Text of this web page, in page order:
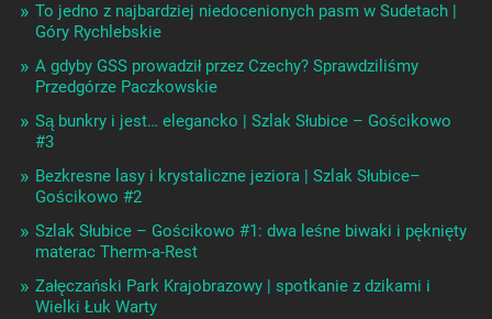
To jedno z najbardziej niedocenionych pasm w Sudetach |
Góry Rychlebskie
A gdyby GSS prowadził przez Czechy? Sprawdziliśmy
Przedgórze Paczkowskie
Są bunkry i jest… elegancko | Szlak Słubice – Gościkowo
#3
Bezkresne lasy i krystaliczne jeziora | Szlak Słubice–
Gościkowo #2
Szlak Słubice – Gościkowo #1: dwa leśne biwaki i pęknięty
materac Therm-a-Rest
Załęczański Park Krajobrazowy | spotkanie z dzikami i
Wielki Łuk Warty